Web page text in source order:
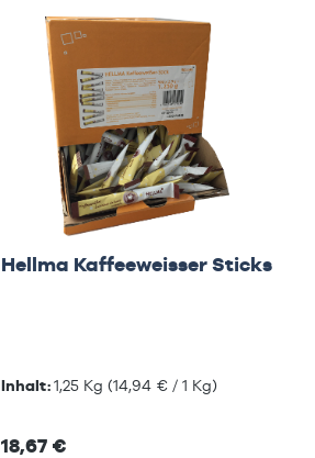
Hellma Kaffeeweisser Sticks
Inhalt:1,25 Kg(14,94 € / 1 Kg)
18,67 €